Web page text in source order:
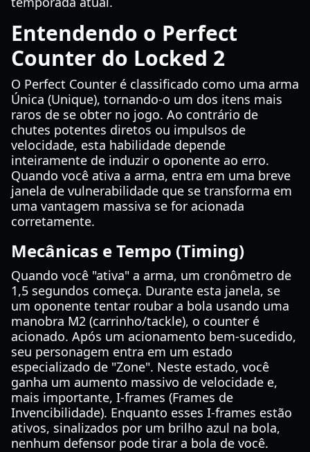
Entendendo o Perfect
Counter do Locked 2
O Perfect Counter é classificado como uma arma
Única (Unique), tornando-o um dos itens mais
raros de se obter no jogo. Ao contrário de
chutes potentes diretos ou impulsos de
velocidade, esta habilidade depende
inteiramente de induzir o oponente ao erro.
Quando você ativa a arma, entra em uma breve
janela de vulnerabilidade que se transforma em
uma vantagem massiva se for acionada
corretamente.
Mecânicas e Tempo (Timing)
Quando você "ativa" a arma, um cronômetro de
1,5 segundos começa. Durante esta janela, se
um oponente tentar roubar a bola usando uma
manobra M2 (carrinho/tackle), o counter é
acionado. Após um acionamento bem-sucedido,
seu personagem entra em um estado
especializado de "Zone". Neste estado, você
ganha um aumento massivo de velocidade e,
mais importante, I-frames (Frames de
Invencibilidade). Enquanto esses I-frames estão
ativos, sinalizados por um brilho azul na bola,
nenhum defensor pode tirar a bola de você.